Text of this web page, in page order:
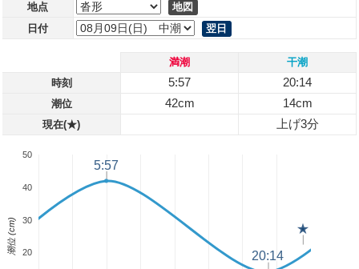
地点
地図
日付 翌日
満潮
干潮
時刻
5:57 20:14
潮位 42cm 14cm
現在(★) 上げ3分
20
30
40
50
5:57
5:57
20:14
20:14
★
★
潮位 (cm)